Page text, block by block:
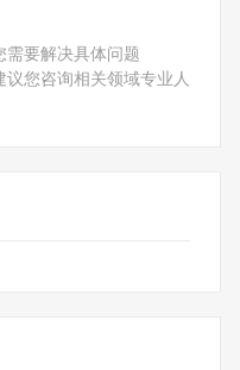
要解决具体问题
议您咨询相关领域专业人